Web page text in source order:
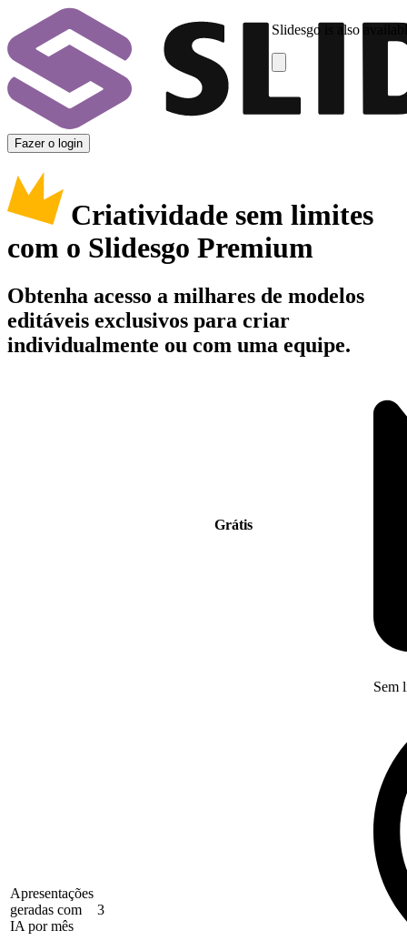
Slidesgo is also
Fazer o login
Criatividade sem limites
com o Slidesgo Premium
Obtenha acesso a milhares de modelos
editáveis exclusivos para criar
individualmente ou com uma equipe.
Grátis
Apresentações
geradas com
IA por mês
3
Sem